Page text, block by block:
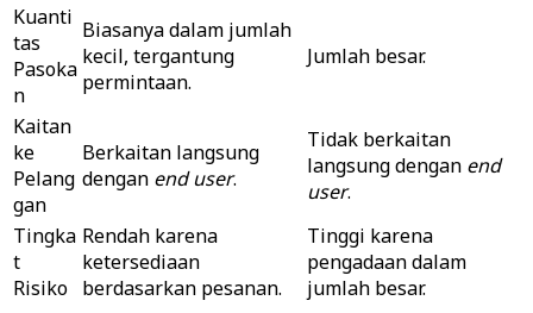
Kuanti
tas
Pasoka
n
Biasanya dalam jumlah
kecil, tergantung
permintaan.
Jumlah besar.
Kaitan
ke
Pelang
gan
Berkaitan langsung
dengan end user.
Tidak berkaitan
langsung dengan end
user.
Tingka
t
Risiko
Rendah karena
ketersediaan
berdasarkan pesanan.
Tinggi karena
pengadaan dalam
jumlah besar.